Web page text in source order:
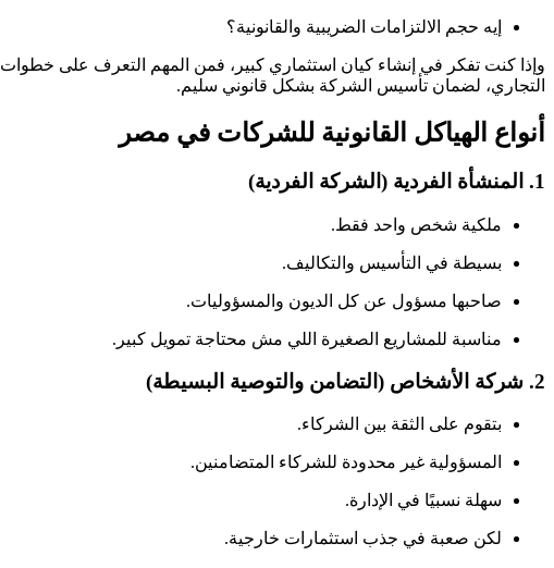
إيه حجم الالتزامات الضريبية والقانونية؟
وإذا كنت تفكر في إنشاء كيان استثماري كبير، فمن المهم التعرف على خطوات
التجاري، لضمان تأسيس الشركة بشكل قانوني سليم.
أنواع الهياكل القانونية للشركات في مصر
1. المنشأة الفردية (الشركة الفردية)
ملكية شخص واحد فقط.
بسيطة في التأسيس والتكاليف.
صاحبها مسؤول عن كل الديون والمسؤوليات.
مناسبة للمشاريع الصغيرة اللي مش محتاجة تمويل كبير.
2. شركة الأشخاص (التضامن والتوصية البسيطة)
بتقوم على الثقة بين الشركاء.
المسؤولية غير محدودة للشركاء المتضامنين.
سهلة نسبيًا في الإدارة.
لكن صعبة في جذب استثمارات خارجية.